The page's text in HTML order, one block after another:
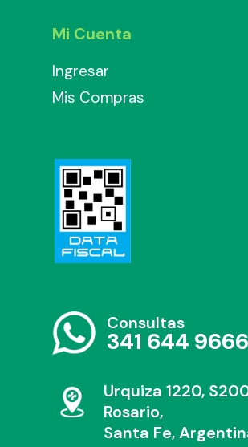
Mi Cuenta
Ingresar
Mis Compras
Consultas
341 644 9666
Urquiza 1220,
Rosario,
Santa Fe,